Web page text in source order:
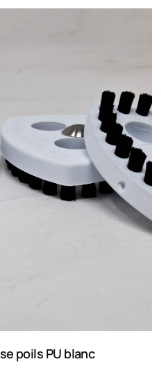
poils PU blanc